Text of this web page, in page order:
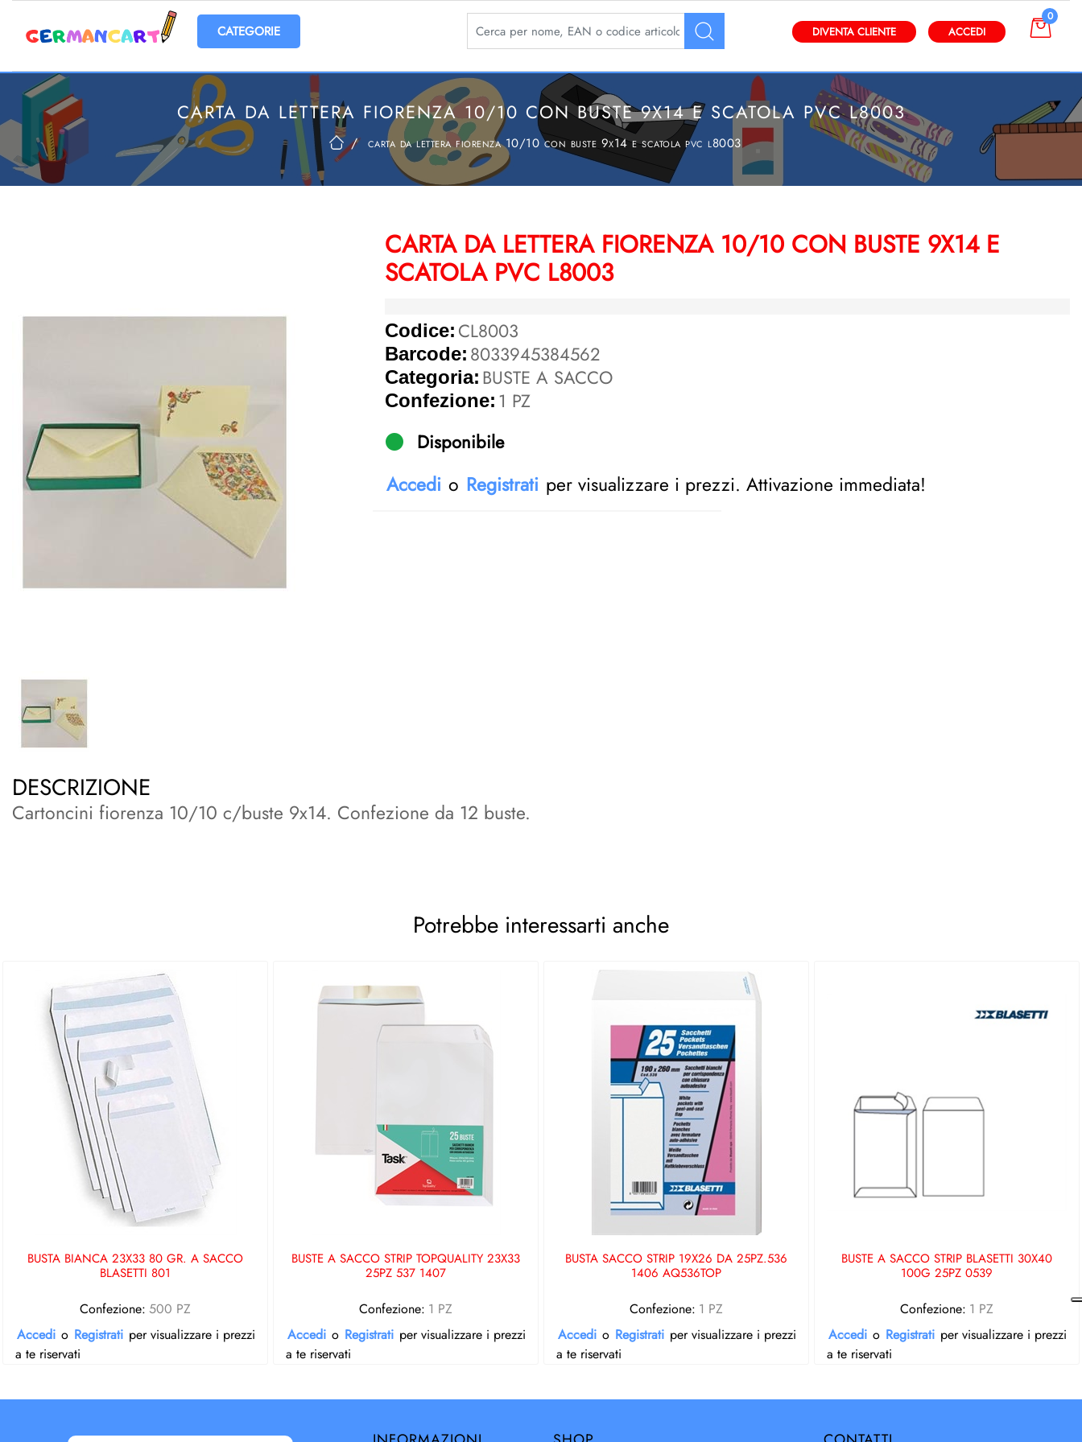
Open menu La modifica di un filtro aggiorna automaticamente gli altri filtri disponibili.
DIVENTA CLIENTE ACCEDI
0
CARTA DA LETTERA FIORENZA 10/10 CON BUSTE 9X14 E SCATOLA PVC L8003
carta da lettera fiorenza 10/10 con buste 9x14 e scatola pvc l8003
CARTA DA LETTERA FIORENZA 10/10 CON BUSTE 9X14 E
SCATOLA PVC L8003
Codice: CL8003
Barcode: 8033945384562
Categoria: BUSTE A SACCO
Confezione: 1 PZ
Disponibile
Accedi o Registrati per visualizzare i prezzi. Attivazione immediata!
DESCRIZIONE
Cartoncini fiorenza 10/10 c/buste 9x14. Confezione da 12 buste.
Potrebbe interessarti anche
BUSTA BIANCA 23X33 80 GR. A SACCO
BLASETTI 801
Confezione: 500 PZ
Accedi o Registrati per visualizzare i prezzi
a te riservati
BUSTE A SACCO STRIP TOPQUALITY 23X33
25PZ 537 1407
Confezione: 1 PZ
Accedi o Registrati per visualizzare i prezzi
a te riservati
BUSTA SACCO STRIP 19X26 DA 25PZ.536
1406 AQ536TOP
Confezione: 1 PZ
Accedi o Registrati per visualizzare i prezzi
a te riservati
BUSTE A SACCO STRIP BLASETTI 30X40
100G 25PZ 0539
Confezione: 1 PZ
Accedi o Registrati per visualizzare i prezzi
a te riservati